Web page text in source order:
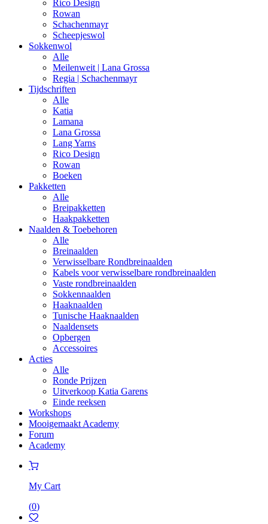
Rico Design
Rowan
Schachenmayr
Scheepjeswol
Sokkenwol
Alle
Meilenweit | Lana Grossa
Regia | Schachenmayr
Tijdschriften
Alle
Katia
Lamana
Lana Grossa
Lang Yarns
Rico Design
Rowan
Boeken
Pakketten
Alle
Breipakketten
Haakpakketten
Naalden & Toebehoren
Alle
Breinaalden
Verwisselbare Rondbreinaalden
Kabels voor verwisselbare rondbreinaalden
Vaste rondbreinaalden
Sokkennaalden
Haaknaalden
Tunische Haaknaalden
Naaldensets
Opbergen
Accessoires
Acties
Alle
Ronde Prijzen
Uitverkoop Katia Garens
Einde reeksen
Workshops
Mooigemaakt Academy
Forum
Academy
My Cart
(0)